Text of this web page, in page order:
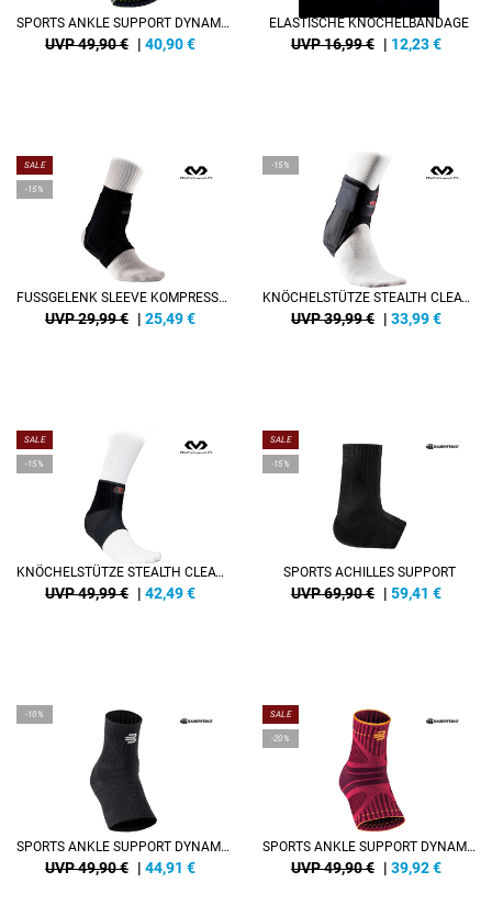
SPORTS ANKLE SUPPORT DYNAMIC
UVP 49,90 € | 40,90€
ELASTISCHE KNÖCHELBANDAGE
UVP 16,99 € | 12,23€
SALE
-15%
FUSSGELENK SLEEVE KOMPRESSION
UVP 29,99 € | 25,49€
-15%
KNÖCHELSTÜTZE STEALTH CLEAT 2+
UVP 39,99 € | 33,99€
SALE
-15%
KNÖCHELSTÜTZE STEALTH CLEAT 3+ LINKS
UVP 49,99 € | 42,49€
SALE
-15%
SPORTS ACHILLES SUPPORT
UVP 69,90 € | 59,41 €
-10%
SPORTS ANKLE SUPPORT DYNAMIC
UVP 49,90 € | 44,91 €
SALE
-20%
SPORTS ANKLE SUPPORT DYNAMIC
UVP 49,90 € | 39,92€